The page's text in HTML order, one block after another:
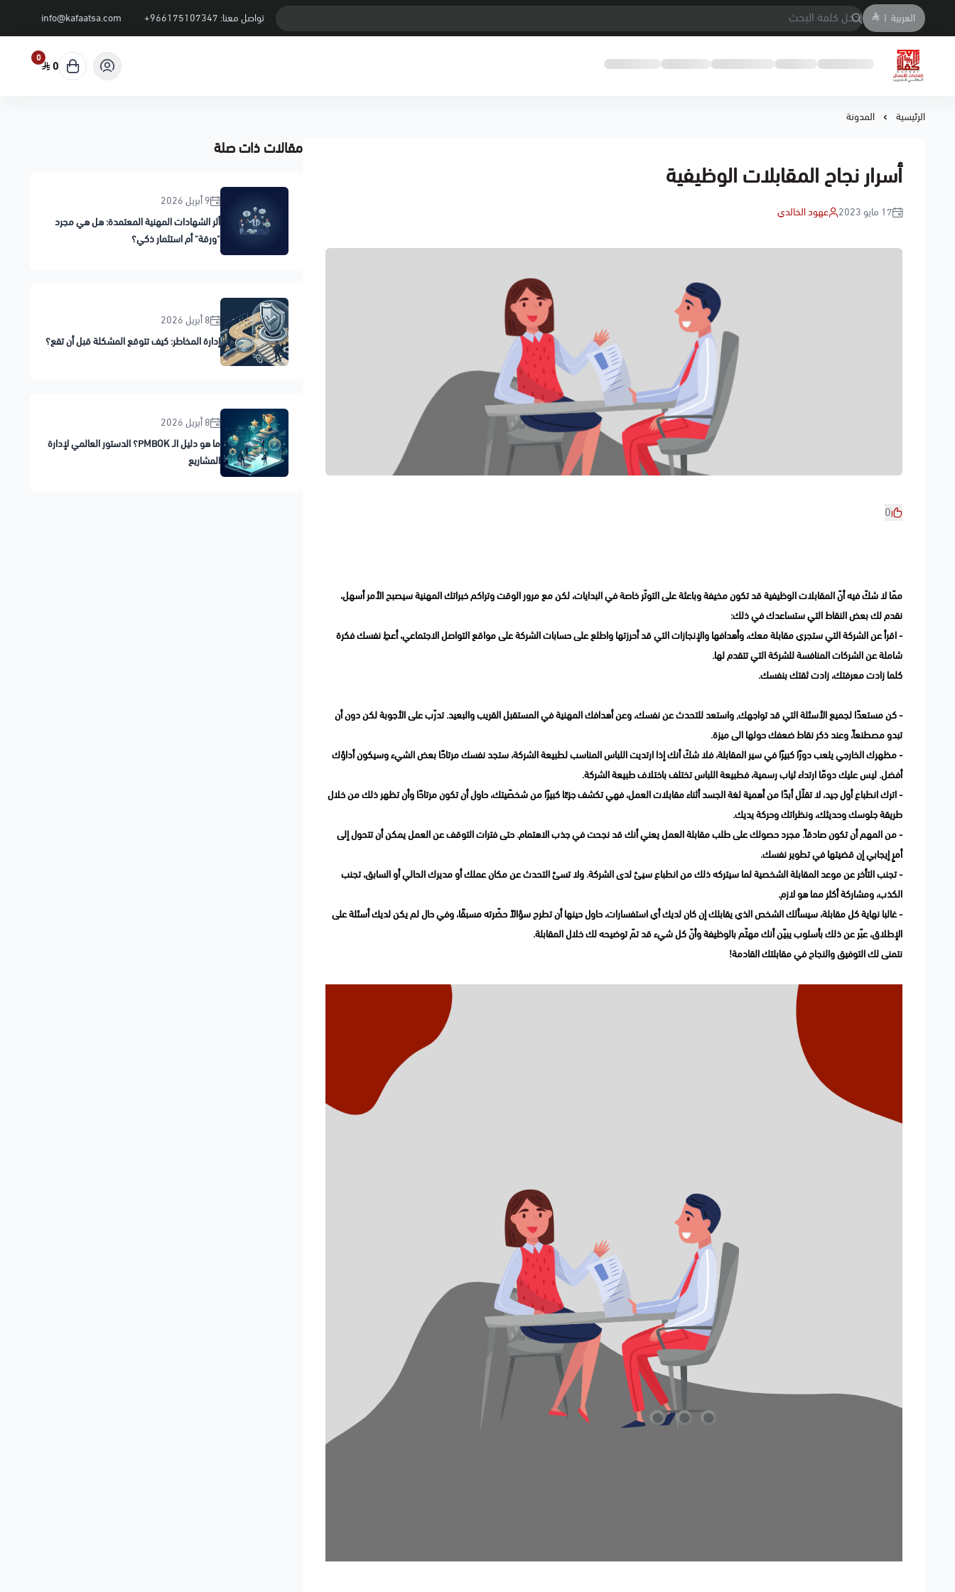
العربية | تواصل معنا: +966175107347
info@kafaatsa.com
معهد كفاءات الاعمال العالي للتدريب
0
0
الرئيسية المدونة
أسرار نجاح المقابلات الوظيفية
17 مايو 2023 عهود الخالدي
0
ممّا لا شكّ فيه أنّ المقابلات الوظيفية قد تكون مخيفة وباعثة على التوتّر خاصة في البدايات، لكن مع مرور الوقت وتراكم خبراتك المهنية سيصبح الأمر أسهل،
نقدم لك بعض النقاط التي ستساعدك في ذلك:
- اقرأ عن الشركة التي ستجري مقابلة معك، وأهدافها والإنجازات التي قد أحرزتها واطلع على حسابات الشركة على مواقع التواصل الاجتماعي، أعطِ نفسك فكرة
شاملة عن الشركات المنافسة للشركة التي تتقدم لها.
كلما زادت معرفتك، زادت ثقتك بنفسك.
- كن مستعدًا لجميع الأسئلة التي قد تواجهك, واستعد للتحدث عن نفسك، وعن أهدافك المهنية في المستقبل القريب والبعيد. تدرّب على الأجوبة لكن دون أن
تبدو مصطنعاً، وعند ذكر نقاط ضعفك حولها الى ميزة.
- مظهرك الخارجي يلعب دورًا كبيرًا في سير المقابلة، فلا شكّ أنك إذا ارتديت اللباس المناسب لطبيعة الشركة، ستجد نفسك مرتاحًا بعض الشيء وسيكون أداؤك
أفضل. ليس عليك دومًا ارتداء ثياب رسمية، فطبيعة اللباس تختلف باختلاف طبيعة الشركة.
- اترك انطباع أول جيد، لا تقلّل أبدًا من أهمية لغة الجسد أثناء مقابلات العمل، فهي تكشف جزءًا كبيرًا من شخصّيتك، حاول أن تكون مرتاحًا وأن تظهر ذلك من خلال
طريقة جلوسك وحديثك، ونظراتك وحركة يديك.
- من المهم أن تكون صادقاً. مجرد حصولك على طلب مقابلة العمل يعني أنك قد نجحت في جذب الاهتمام. حتى فترات التوقف عن العمل يمكن أن تتحول إلى
أمرٍ إيجابي إن قضيتها في تطوير نفسك.
- تجنب التأخر عن موعد المقابلة الشخصية لما سيتركه ذلك من انطباع سيئ لدى الشركة. ولا تسئ التحدث عن مكان عملك أو مديرك الحالي أو السابق، تجنب
الكذب، ومشاركة أكثر مما هو لازم.
- غالبا نهاية كل مقابلة، سيسألك الشخص الذي يقابلك إن كان لديك أي استفسارات، حاول حينها أن تطرح سؤالاً حضّرته مسبقًا، وفي حال لم يكن لديك أسئلة على
الإطلاق، عبّر عن ذلك بأسلوب يبيّن أنك مهتّم بالوظيفة وأنّ كل شيء قد تمّ توضيحه لك خلال المقابلة.
نتمنى لك التوفيق والنجاح في مقابلتك القادمة!
مقالات ذات صلة
9 أبريل 2026
أثر الشهادات المهنية المعتمدة: هل هي مجرد
"ورقة" أم استثمار ذكي؟
8 أبريل 2026
إدارة المخاطر: كيف تتوقع المشكلة قبل أن تقع؟
8 أبريل 2026
ما هو دليل الـ PMBOK؟ الدستور العالمي لإدارة
المشاريع